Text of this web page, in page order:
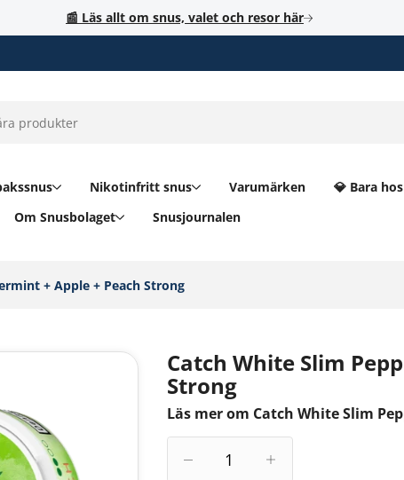
📰 Läs allt om snus, valet och resor här
Nikotinfritt snus Varumärken 💎 Bara
Om Snusbolaget
Snusjournalen
+ Apple + Peach Strong‎
Catch White Slim
Strong
Läs mer om Catch White Slim